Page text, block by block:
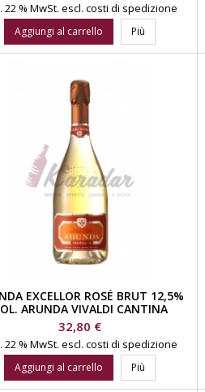
22 % MwSt. escl. costi di spedizione
Aggiungi al carrello Più
EXCELLOR ROSÉ BRUT 12,5%
ARUNDA VIVALDI CANTINA
SPUMANTI
Prezzo
32,80 €
22 % MwSt. escl. costi di spedizione
Aggiungi al carrello Più